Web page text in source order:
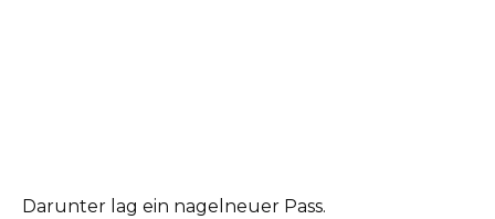
Darunter lag ein nagelneuer Pass.